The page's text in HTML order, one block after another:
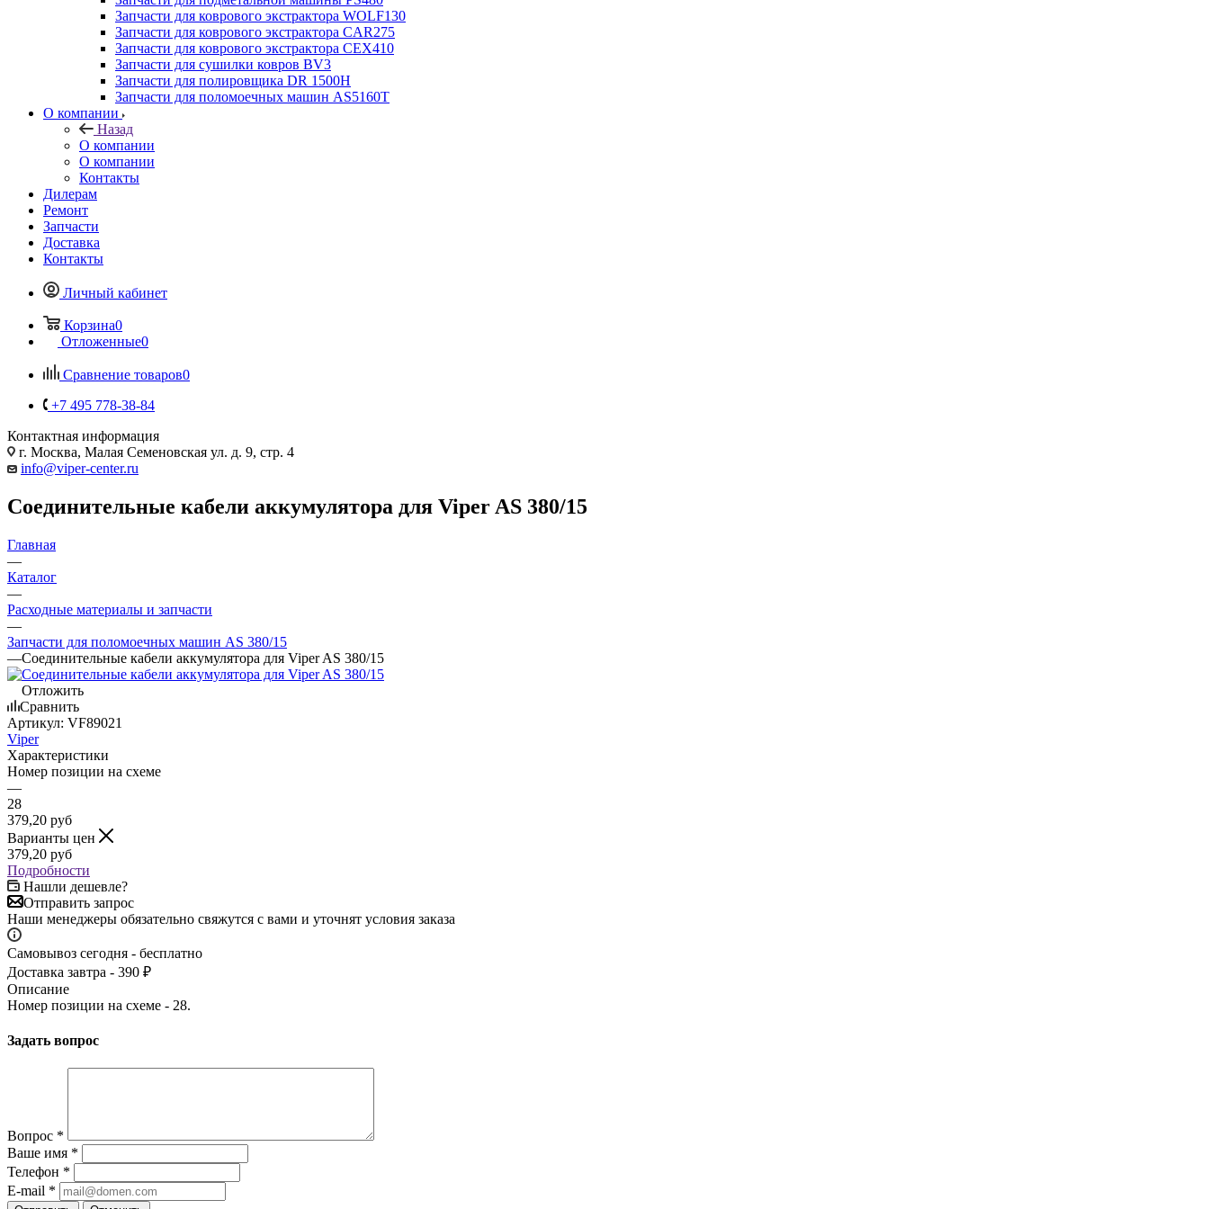
Запчасти для коврового экстрактора WOLF130
Запчасти для коврового экстрактора CAR275
Запчасти для коврового экстрактора CEX410
Запчасти для сушилки ковров BV3
Запчасти для полировщика DR 1500H
Запчасти для поломоечных машин AS5160T
О компании
Назад
О компании
О компании
Контакты
Дилерам
Ремонт
Запчасти
Доставка
Контакты
Личный кабинет
Корзина0
Отложенные0
Сравнение товаров0
+7 495 778-38-84
Контактная информация
г. Москва, Малая Семеновская ул. д. 9, стр. 4
info@viper-center.ru
Соединительные кабели аккумулятора для Viper AS 380/15
Главная
—
Каталог
—
Расходные материалы и запчасти
—
Запчасти для поломоечных машин AS 380/15
—Соединительные кабели аккумулятора для Viper AS 380/15
Отложить
Сравнить
Артикул: VF89021
Viper
Характеристики
Номер позиции на схеме
—
28
379,20 руб
Варианты цен
379,20 руб
Подробности
Нашли дешевле?
Отправить запрос
Наши менеджеры обязательно свяжутся с вами и уточнят условия заказа
Самовывоз сегодня - бесплатно
Доставка завтра - 390 ₽
Описание
Номер позиции на схеме - 28.
Задать вопрос
Вопрос *
Ваше имя *
Телефон *
E-mail *